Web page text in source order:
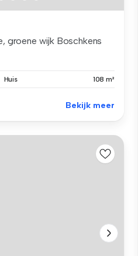
groene wijk Boschkens
Huis 108 m²
Bekijk meer